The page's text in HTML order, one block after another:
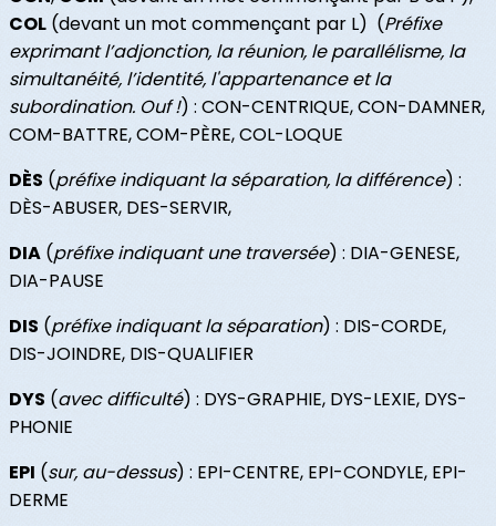
COL (devant un mot commençant par L) (Préfixe
exprimant l’adjonction, la réunion, le parallélisme, la
simultanéité, l’identité, l'appartenance et la
subordination. Ouf !) : CON-CENTRIQUE, CON-DAMNER,
COM-BATTRE, COM-PÈRE, COL-LOQUE
DÈS (préfixe indiquant la séparation, la différence) :
DÈS-ABUSER, DES-SERVIR,
DIA (préfixe indiquant une traversée) : DIA-GENESE,
DIA-PAUSE
DIS (préfixe indiquant la séparation) : DIS-CORDE,
DIS-JOINDRE, DIS-QUALIFIER
DYS (avec difficulté) : DYS-GRAPHIE, DYS-LEXIE, DYS-
PHONIE
EPI (sur, au-dessus) : EPI-CENTRE, EPI-CONDYLE, EPI-
DERME